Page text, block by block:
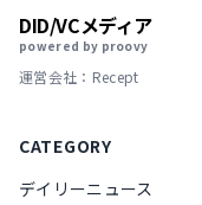
DID/VCメディア
powered by proovy
運営会社：Recept
CATEGORY
デイリーニュース